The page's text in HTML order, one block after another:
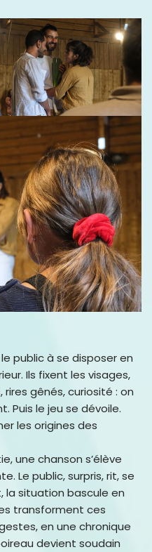
public à se disposer en
Ils fixent les visages,
gênés, curiosité : on
Puis le jeu se dévoile.
les origines des
une chanson s’élève
Le public, surpris, rit, se
la situation bascule en
transforment ces
en une chronique
devient soudain